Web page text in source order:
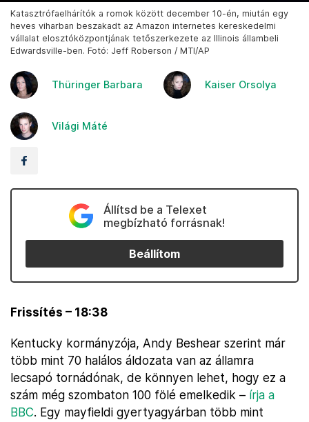
Katasztrófaelhárítók a romok között december 10-én, miután egy
heves viharban beszakadt az Amazon internetes kereskedelmi
vállalat elosztóközpontjának tetőszerkezete az Illinois állambeli
Edwardsville-ben. Fotó: Jeff Roberson / MTI/AP
Thüringer Barbara Kaiser Orsolya
Világi Máté
Állítsd be a Telexet
megbízható forrásnak!
Beállítom
Frissítés – 18:38
Kentucky kormányzója, Andy Beshear szerint már
több mint 70 halálos áldozata van az államra
lecsapó tornádónak, de könnyen lehet, hogy ez a
szám még szombaton 100 fölé emelkedik – írja a
BBC. Egy mayfieldi gyertyagyárban több mint